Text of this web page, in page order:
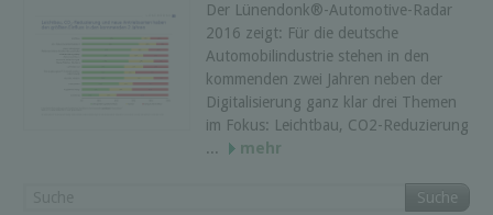
Der Lünendonk®-Automotive-Radar
2016 zeigt: Für die deutsche
Automobilindustrie stehen in den
kommenden zwei Jahren neben der
Digitalisierung ganz klar drei Themen
im Fokus: Leichtbau, CO2-Reduzierung
...
mehr
Suche